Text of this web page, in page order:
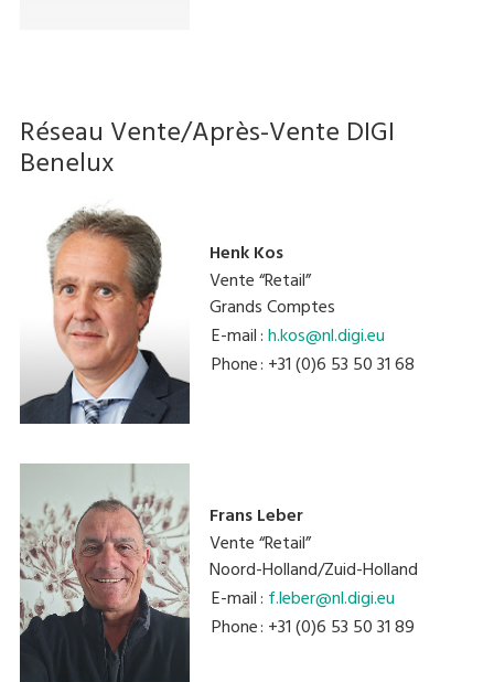
Réseau Vente/Après-Vente DIGI
Benelux
Henk Kos
Vente “Retail”
Grands Comptes
E-mail:h.kos@nl.digi.eu
Phone: +31 (0)6 53 50 31 68
Frans Leber
Vente “Retail”
Noord-Holland/Zuid-Holland
E-mail: f.leber@nl.digi.eu
Phone: +31 (0)6 53 50 31 89